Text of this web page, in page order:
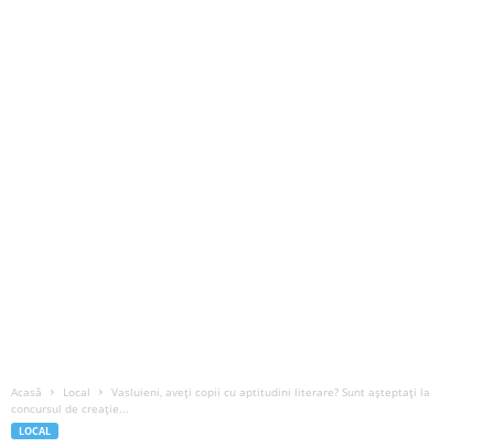
Acasă Local
Vasluieni, aveți copii cu aptitudini literare? Sunt așteptați la
concursul de creație...
LOCAL